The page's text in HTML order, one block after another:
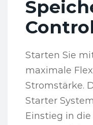
Starten Sie
maximale
Stromstärke.
Starter
Einstieg in